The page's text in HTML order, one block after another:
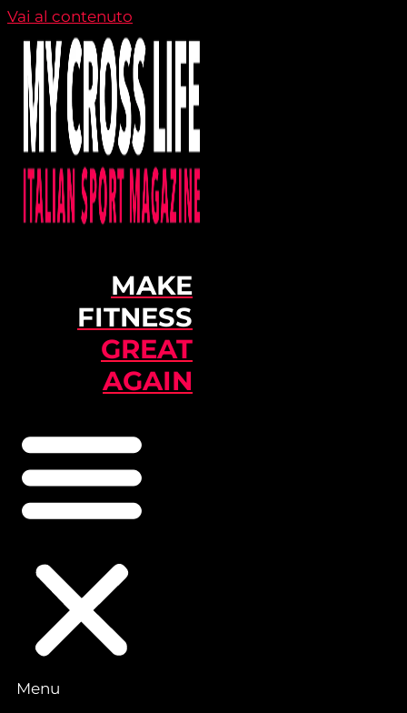
Vai al contenuto
MAKE
FITNESS
GREAT
AGAIN
Menu